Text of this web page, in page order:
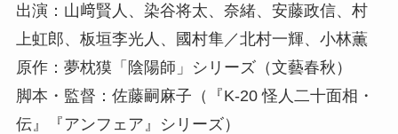
出演：山﨑賢人、染谷将太、奈緒、安藤政信、村
上虹郎、板垣李光人、國村隼／北村一輝、小林薫
原作：夢枕獏「陰陽師」シリーズ（文藝春秋）
脚本・監督：佐藤嗣麻子（『K-20 怪人二十面相・
伝』『アンフェア』シリーズ）